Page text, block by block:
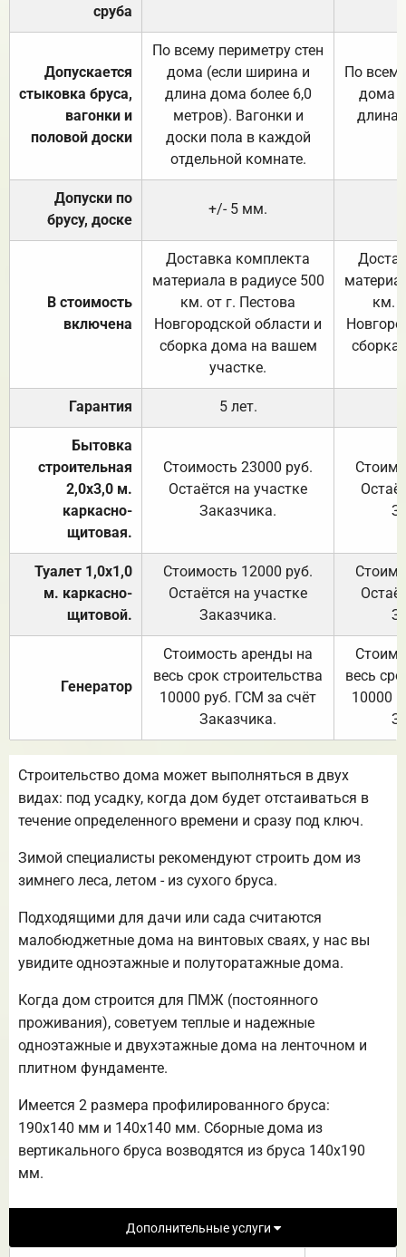
сруба
Допускается
стыковка бруса,
вагонки и
половой доски
По всему периметру стен
дома (если ширина и
длина дома более 6,0
метров). Вагонки и
доски пола в каждой
отдельной комнате.
По
дома
длина
Допуски по
брусу, доске
+/- 5 мм.
В стоимость
включена
Доставка комплекта
материала в радиусе 500
км. от г. Пестова
Новгородской области и
сборка дома на вашем
участке.
км.
Гарантия 5 лет.
Бытовка
строительная
2,0х3,0 м.
каркасно-
щитовая.
Стоимость 23000 руб.
Остаётся на участке
Заказчика.
Туалет 1,0х1,0
м. каркасно-
щитовой.
Стоимость 12000 руб.
Остаётся на участке
Заказчика.
Генератор
Стоимость аренды на
весь срок строительства
10000 руб. ГСМ за счёт
Заказчика.
весь
10000
Строительство дома может выполняться в двух
видах: под усадку, когда дом будет отстаиваться в
течение определенного времени и сразу под ключ.
Зимой специалисты рекомендуют строить дом из
зимнего леса, летом - из сухого бруса.
Подходящими для дачи или сада считаются
малобюджетные дома на винтовых сваях, у нас вы
увидите одноэтажные и полуторатажные дома.
Когда дом строится для ПМЖ (постоянного
проживания), советуем теплые и надежные
одноэтажные и двухэтажные дома на ленточном и
плитном фундаменте.
Имеется 2 размера профилированного бруса:
190х140 мм и 140х140 мм. Сборные дома из
вертикального бруса возводятся из бруса 140х190
мм.
Дополнительные услуги